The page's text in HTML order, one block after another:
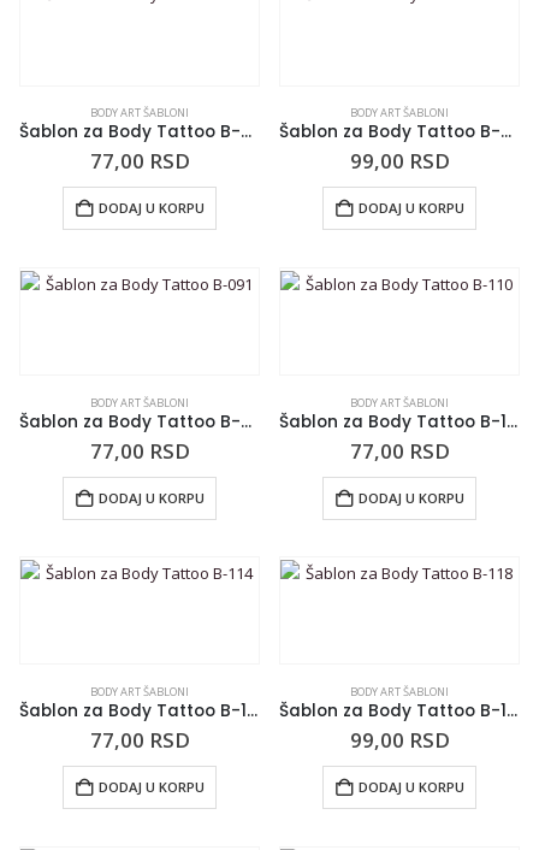
BODY ART ŠABLONI
Šablon za Body Tattoo B-025
77,00 RSD
DODAJ U KORPU
BODY ART ŠABLONI
Šablon za Body Tattoo B-060
99,00 RSD
DODAJ U KORPU
BODY ART ŠABLONI
Šablon za Body Tattoo B-091
77,00 RSD
DODAJ U KORPU
BODY ART ŠABLONI
Šablon za Body Tattoo B-110
77,00 RSD
DODAJ U KORPU
BODY ART ŠABLONI
Šablon za Body Tattoo B-114
77,00 RSD
DODAJ U KORPU
BODY ART ŠABLONI
Šablon za Body Tattoo B-118
99,00 RSD
DODAJ U KORPU